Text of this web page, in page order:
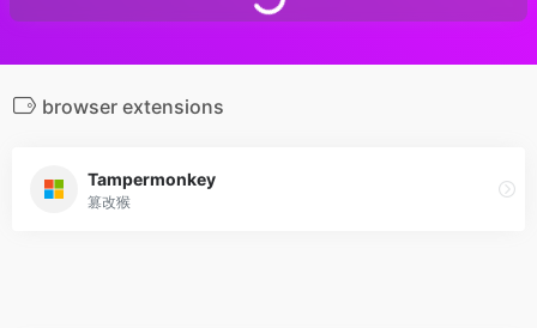
browser extensions
Tampermonkey
篡改猴